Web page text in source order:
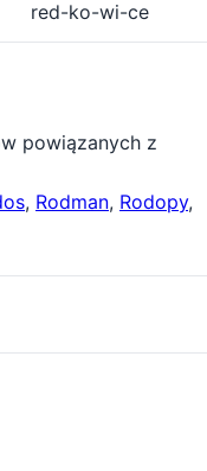
red-ko-wi-ce
powiązanych z
, Rodman, Rodopy,